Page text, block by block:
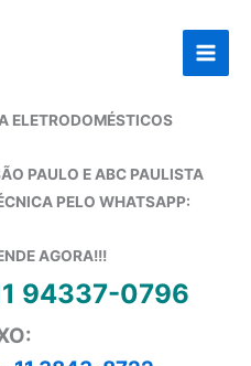
ELETRODOMÉSTICOS
PAULO E ABC PAULISTA
PELO WHATSAPP:
AGORA!!!
94337-0796